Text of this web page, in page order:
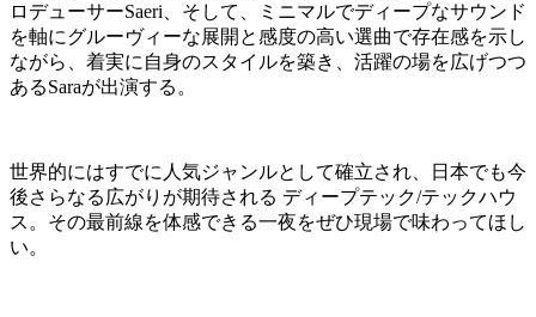
ロデューサーSaeri、そして、ミニマルでディープなサウンド
を軸にグルーヴィーな展開と感度の高い選曲で存在感を示し
ながら、着実に自身のスタイルを築き、活躍の場を広げつつ
あるSaraが出演する。
世界的にはすでに人気ジャンルとして確立され、日本でも今
後さらなる広がりが期待される ディープテック/テックハウ
ス。その最前線を体感できる一夜をぜひ現場で味わってほし
い。